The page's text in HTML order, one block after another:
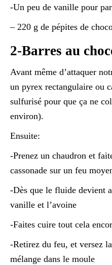
-Un peu de vanille pour
– 220 g de pépites de
2-Barres au
Avant même d’attaquer
un pyrex rectangulaire ou
sulfurisé pour que ça ne
environ).
Ensuite:
-Prenez un chaudron et
cassonade sur un feu
-Dès que le fluide devient
vanille et l’avoine
-Faites cuire tout cela
-Retirez du feu, et versez
mélange dans le moule